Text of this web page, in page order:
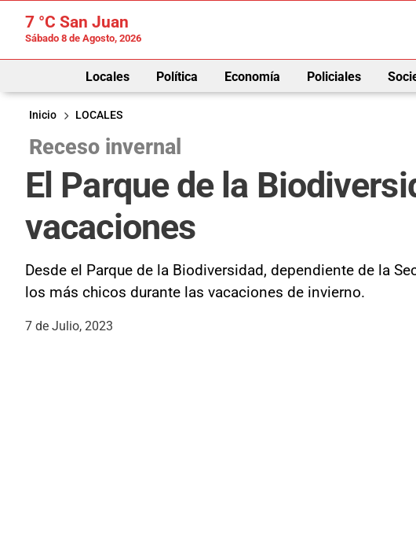
7 °C San Juan
Sábado 8 de Agosto, 2026
Locales Política Economía Policiales
Inicio
LOCALES
Receso invernal
El Parque de la
vacaciones
Desde el Parque de la Biodiversidad, dependiente de la
los más chicos durante las vacaciones de invierno.
7 de Julio, 2023